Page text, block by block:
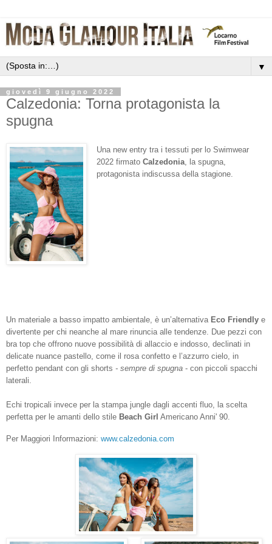
▼
giovedì 9 giugno 2022
Calzedonia: Torna protagonista la
spugna
Una new entry tra i tessuti per lo Swimwear
2022 firmato Calzedonia, la spugna,
protagonista indiscussa della stagione.
Un materiale a basso impatto ambientale, è un’alternativa Eco Friendly e
divertente per chi neanche al mare rinuncia alle tendenze. Due pezzi con
bra top che offrono nuove possibilità di allaccio e indosso, declinati in
delicate nuance pastello, come il rosa confetto e l’azzurro cielo, in
perfetto pendant con gli shorts - sempre di spugna - con piccoli spacchi
laterali.
Echi tropicali invece per la stampa jungle dagli accenti fluo, la scelta
perfetta per le amanti dello stile Beach Girl Americano Anni' 90.
Per Maggiori Informazioni: www.calzedonia.com